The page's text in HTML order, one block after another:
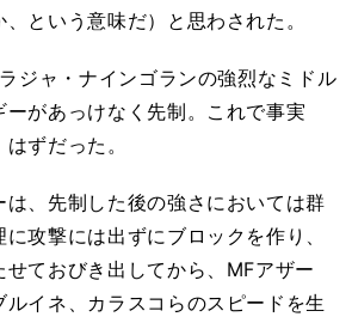
という意味だ）と思わされた。
ジャ・ナインゴランの強烈なミドル
ーがあっけなく先制。これで事実
ずだった。
、先制した後の強さにおいては群
攻撃には出ずにブロックを作り、
ておびき出してから、MFアザー
イネ、カラスコらのスピードを生